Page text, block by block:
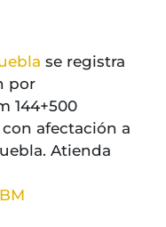
se registra
por
144+500
afectación a
Atienda